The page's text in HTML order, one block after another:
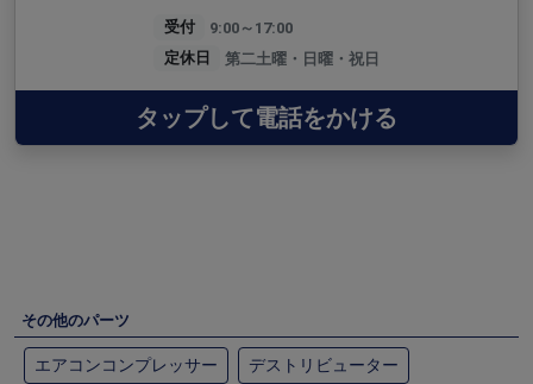
受付
9:00～17:00
定休日
第二土曜・日曜・祝日
タップして電話をかける
その他のパーツ
エアコンコンプレッサー デストリビューター